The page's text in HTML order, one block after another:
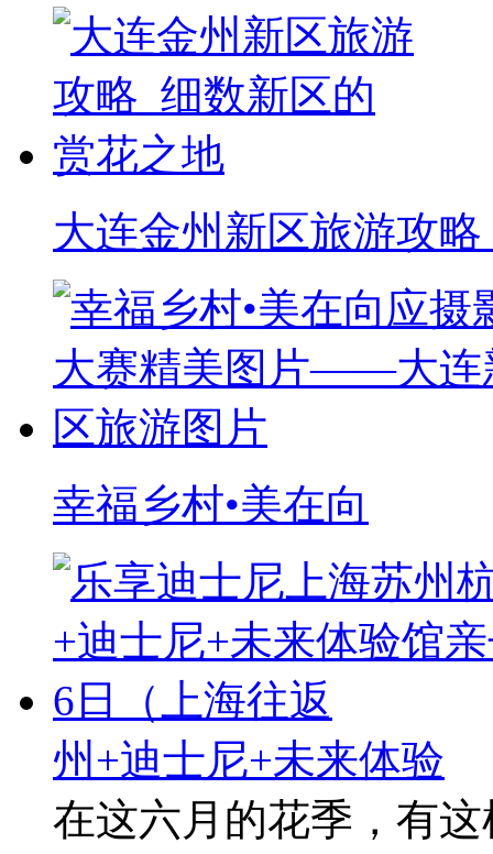
大连金州新区旅游攻略
幸福乡村•美在向
州+迪士尼+未来体验
在这六月的花季，有